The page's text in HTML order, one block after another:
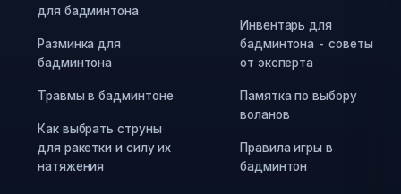
для бадминтона
Разминка для
бадминтона
Травмы в бадминтоне
Как выбрать струны
для ракетки и силу их
натяжения
Инвентарь для
бадминтона - советы
от эксперта
Памятка по выбору
воланов
Правила игры в
бадминтон